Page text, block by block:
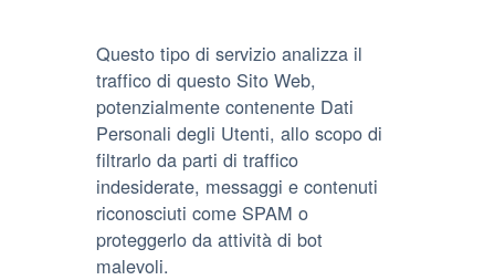
Questo tipo di servizio analizza il
traffico di questo Sito Web,
potenzialmente contenente Dati
Personali degli Utenti, allo scopo di
filtrarlo da parti di traffico
indesiderate, messaggi e contenuti
riconosciuti come SPAM o
proteggerlo da attività di bot
malevoli.